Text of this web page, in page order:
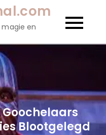
en
Blootgelegd